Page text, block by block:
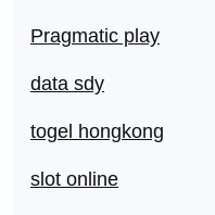
Pragmatic play
data sdy
togel hongkong
slot online